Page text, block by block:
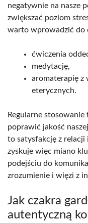
negatywnie na nasze
zwiększać poziom
warto wprowadzić do
ćwiczenia
medytację,
aromaterapię z
eterycznych.
Regularne
poprawić jakość
to satysfakcję z relacji
zyskuje więc miano
podejściu do
zrozumienie i więzi z
Jak czakra
autentyczną